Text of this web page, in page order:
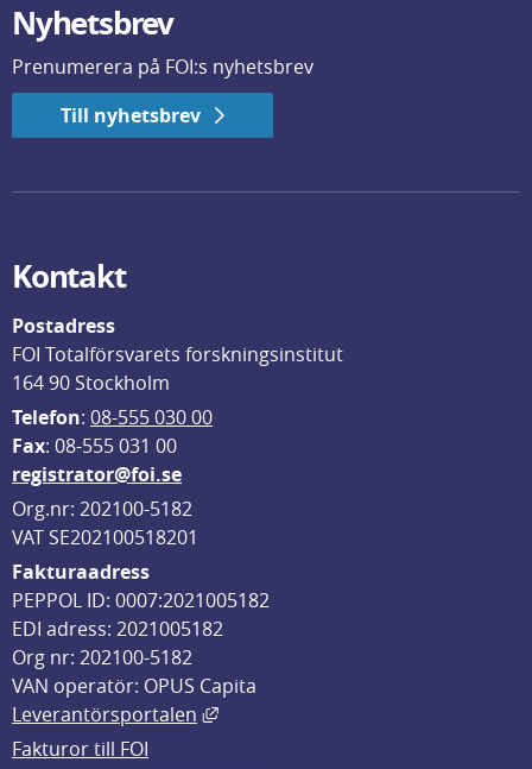
Nyhetsbrev
Prenumerera på FOI:s nyhetsbrev
Till nyhetsbrev
Kontakt
Postadress
FOI Totalförsvarets forskningsinstitut
164 90 Stockholm
Telefon: 08-555 030 00
Fax: 08-555 031 00
registrator@foi.se
Org.nr: 202100-5182
VAT SE202100518201
Fakturaadress
PEPPOL ID: 0007:2021005182
EDI adress: 2021005182
Org nr: 202100-5182
VAN operatör: OPUS Capita
Leverantörsportalen
Länk till annan webbplats, öppnas
Fakturor till FOI